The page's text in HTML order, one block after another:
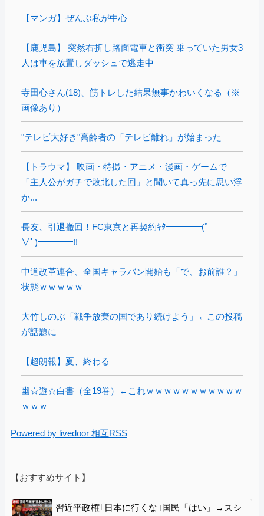
【マンガ】ぜんぶ私が中心
【鹿児島】 突然右折し路面電車と衝突 乗っていた男女3
人は車を放置しダッシュで逃走中
寺田心さん(18)、筋トレした結果無事かわいくなる（※
画像あり）
"テレビ大好き"高齢者の「テレビ離れ」が始まった
【トラウマ】 映画・特撮・アニメ・漫画・ゲームで
「主人公がガチで敗北した回」と聞いて真っ先に思い浮
か...
長友、引退撤回！FC東京と再契約ｷﾀ━━━━(ﾟ
∀ﾟ)━━━━!!
中道改革連合、全国キャラバン開始も「で、お前誰？」
状態ｗｗｗｗｗ
大竹しのぶ「戦争放棄の国であり続けよう」←この投稿
が話題に
【超朗報】夏、終わる
幽☆遊☆白書（全19巻）←これｗｗｗｗｗｗｗｗｗｗｗ
ｗｗｗ
Powered by livedoor 相互RSS
【おすすめサイト】
習近平政権｢日本に行くな｣国民「はい」→スシ